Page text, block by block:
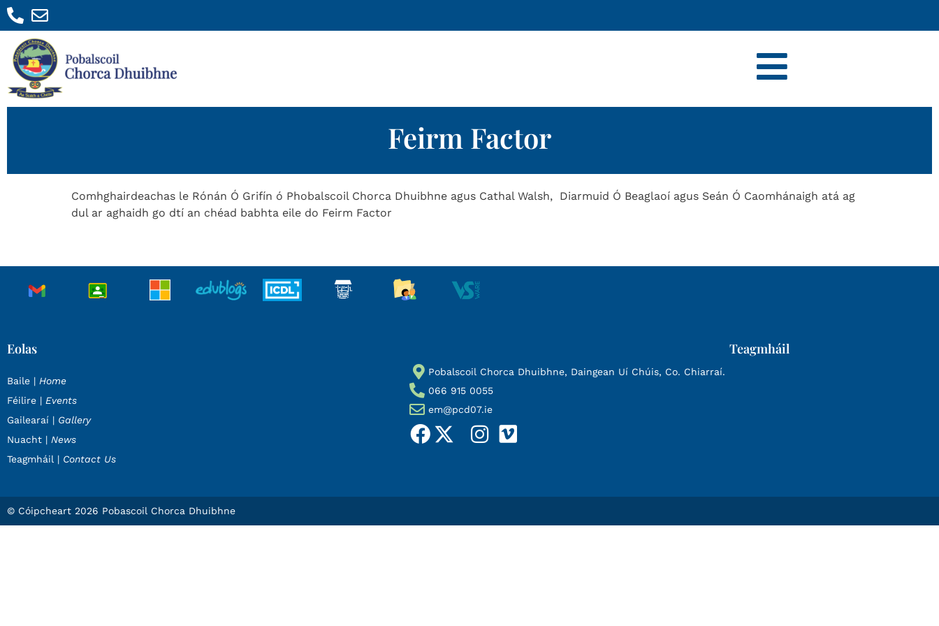
Feirm Factor
Comhghairdeachas le Rónán Ó Grifín ó Phobalscoil Chorca Dhuibhne agus Cathal Walsh, Diarmuid Ó Beaglaoí agus Seán Ó Caomhánaigh atá ag
dul ar aghaidh go dtí an chéad babhta eile do Feirm Factor
Eolas
Baile | Home
Féilire | Events
Gailearaí | Gallery
Nuacht | News
Teagmháil | Contact Us
Teagmháil
Pobalscoil Chorca Dhuibhne, Daingean Uí Chúis, Co. Chiarraí.
066 915 0055
em@pcd07.ie
© Cóipcheart 2026 Pobascoil Chorca Dhuibhne